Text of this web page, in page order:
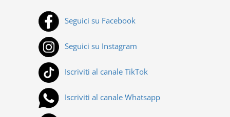
Seguici su Facebook
Seguici su Instagram
Iscriviti al canale TikTok
Iscriviti al canale Whatsapp